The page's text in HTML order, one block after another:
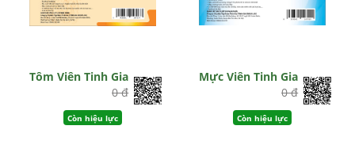
Tôm Viên Tinh Gia
0 đ
Còn hiệu lực
Mực Viên Tinh Gia
0 đ
Còn hiệu lực